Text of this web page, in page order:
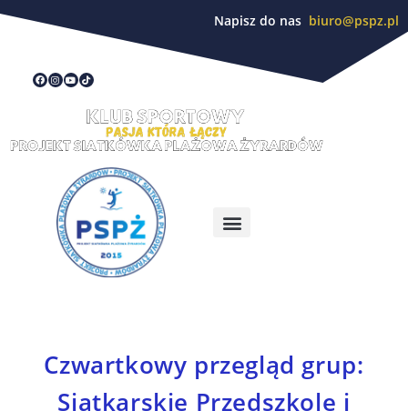
Napisz do nas biuro@pspz.pl
Czwartkowy przegląd grup:
Siatkarskie Przedszkole i